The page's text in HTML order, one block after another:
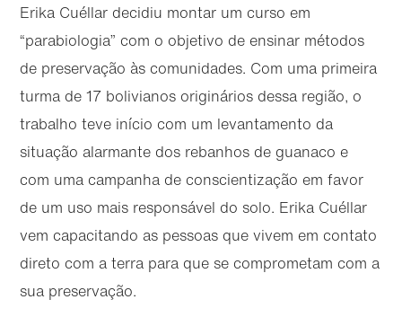
Erika Cuéllar decidiu montar um curso em
“parabiologia” com o objetivo de ensinar métodos
de preservação às comunidades. Com uma primeira
turma de 17 bolivianos originários dessa região, o
trabalho teve início com um levantamento da
situação alarmante dos rebanhos de guanaco e
com uma campanha de conscientização em favor
de um uso mais responsável do solo. Erika Cuéllar
vem capacitando as pessoas que vivem em contato
direto com a terra para que se comprometam com a
sua preservação.